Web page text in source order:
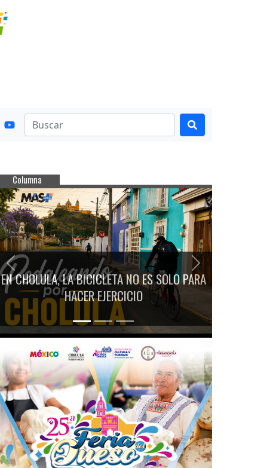
Columna
EN CHOLULA, LA BICICLETA NO ES SOLO PARA
HACER EJERCICIO
Previous Next